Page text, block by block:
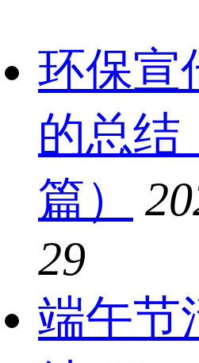
环保宣
的总结
篇）
29
端午节